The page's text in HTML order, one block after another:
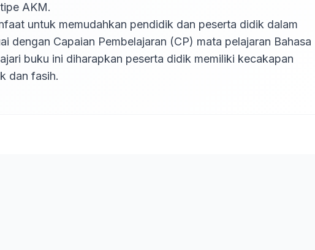
AKM.
untuk memudahkan pendidik dan peserta didik dalam
dengan Capaian Pembelajaran (CP) mata pelajaran Bahasa
buku ini diharapkan peserta didik memiliki kecakapan
dan fasih.